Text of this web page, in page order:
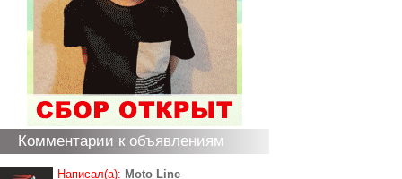
Комментарии к объявлениям
Написал(а): Moto Line